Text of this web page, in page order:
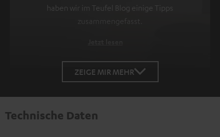
haben wir im Teufel Blog einige Tipps
zusammengefasst.
ZEIGE MIR MEHR
Technische Daten